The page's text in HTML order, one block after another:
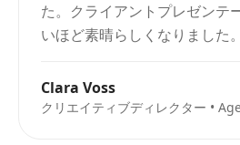
た。クライアントプレゼンテ
いほど素晴らしくなりました。
Clara Voss
クリエイティブディレクター •